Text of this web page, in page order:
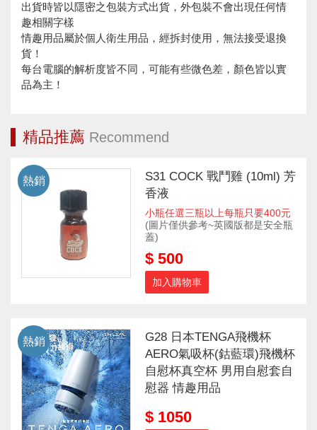
出貨時皆以隱密之包裝方式出貨，外包裝不會出現任何情
趣相關字樣
情趣用品屬於個人衛生用品，經拆封使用，無法接受退換
貨！
每台電腦的解析度皆不同，可能有些微色差，顏色皆以實
品為主！
精品推薦 Recommend
S31 COCK 戰鬥雞 (10ml) 芳
香液
小瓶任選三瓶以上每瓶只要400元
(圖片僅供參考~英國版都是安全瓶
蓋)
$ 500
加入購物車
熱銷
G28 日本TENGA飛機杯
AERO氣吸杯(鈷藍環)飛機杯
自慰杯真空杯 男用自慰套自
慰器 情趣用品
$ 1050
熱銷